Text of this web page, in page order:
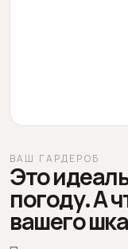
ВАШ ГАРДЕРОБ
Это
погоду. А
вашего